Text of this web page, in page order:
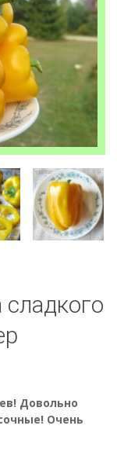
Довольно
Очень